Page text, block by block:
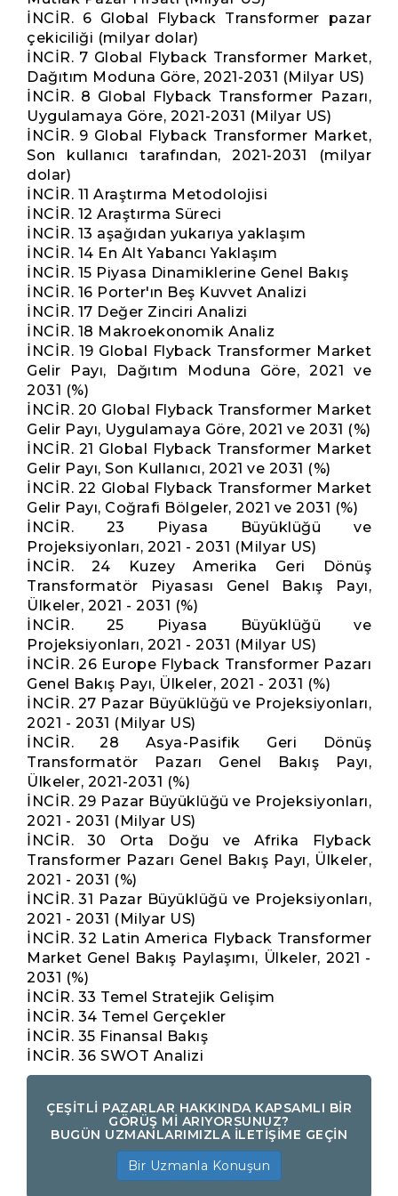
İNCİR. 6 Global Flyback Transformer pazar
çekiciliği (milyar dolar)
İNCİR. 7 Global Flyback Transformer Market,
Dağıtım Moduna Göre, 2021-2031 (Milyar US)
İNCİR. 8 Global Flyback Transformer Pazarı,
Uygulamaya Göre, 2021-2031 (Milyar US)
İNCİR. 9 Global Flyback Transformer Market,
Son kullanıcı tarafından, 2021-2031 (milyar
dolar)
İNCİR. 11 Araştırma Metodolojisi
İNCİR. 12 Araştırma Süreci
İNCİR. 13 aşağıdan yukarıya yaklaşım
İNCİR. 14 En Alt Yabancı Yaklaşım
İNCİR. 15 Piyasa Dinamiklerine Genel Bakış
İNCİR. 16 Porter'ın Beş Kuvvet Analizi
İNCİR. 17 Değer Zinciri Analizi
İNCİR. 18 Makroekonomik Analiz
İNCİR. 19 Global Flyback Transformer Market
Gelir Payı, Dağıtım Moduna Göre, 2021 ve
2031 (%)
İNCİR. 20 Global Flyback Transformer Market
Gelir Payı, Uygulamaya Göre, 2021 ve 2031 (%)
İNCİR. 21 Global Flyback Transformer Market
Gelir Payı, Son Kullanıcı, 2021 ve 2031 (%)
İNCİR. 22 Global Flyback Transformer Market
Gelir Payı, Coğrafi Bölgeler, 2021 ve 2031 (%)
İNCİR. 23 Piyasa Büyüklüğü ve
Projeksiyonları, 2021 - 2031 (Milyar US)
İNCİR. 24 Kuzey Amerika Geri Dönüş
Transformatör Piyasası Genel Bakış Payı,
Ülkeler, 2021 - 2031 (%)
İNCİR. 25 Piyasa Büyüklüğü ve
Projeksiyonları, 2021 - 2031 (Milyar US)
İNCİR. 26 Europe Flyback Transformer Pazarı
Genel Bakış Payı, Ülkeler, 2021 - 2031 (%)
İNCİR. 27 Pazar Büyüklüğü ve Projeksiyonları,
2021 - 2031 (Milyar US)
İNCİR. 28 Asya-Pasifik Geri Dönüş
Transformatör Pazarı Genel Bakış Payı,
Ülkeler, 2021-2031 (%)
İNCİR. 29 Pazar Büyüklüğü ve Projeksiyonları,
2021 - 2031 (Milyar US)
İNCİR. 30 Orta Doğu ve Afrika Flyback
Transformer Pazarı Genel Bakış Payı, Ülkeler,
2021 - 2031 (%)
İNCİR. 31 Pazar Büyüklüğü ve Projeksiyonları,
2021 - 2031 (Milyar US)
İNCİR. 32 Latin America Flyback Transformer
Market Genel Bakış Paylaşımı, Ülkeler, 2021 -
2031 (%)
İNCİR. 33 Temel Stratejik Gelişim
İNCİR. 34 Temel Gerçekler
İNCİR. 35 Finansal Bakış
İNCİR. 36 SWOT Analizi
ÇEŞİTLİ PAZARLAR HAKKINDA KAPSAMLI BİR
GÖRÜŞ Mİ ARIYORSUNUZ?
BUGÜN UZMANLARIMIZLA İLETİŞİME GEÇİN
Bir Uzmanla Konuşun